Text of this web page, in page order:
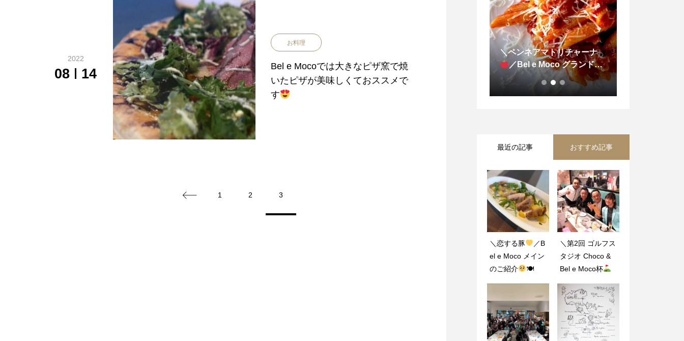
2022
08 14
お料理
Bel e Mocoでは大きなピザ窯で焼
いたピザが美味しくておススメで
す
1 2 3
＼モルタデッラ モッツァレ
ラチーズ、モルタデッラ、ほ
うれん草／
のオイルソース 白菜のサラ
ダ添え
／
＼ペンネアマトリチャーナ
／Bel e Moco グランドメ
ニューのご紹介
🍽
最近の記事 おすすめ記事
＼恋する豚
／B
el e Moco メイン
のご紹介
🍽
＼第2回 ゴルフス
タジオ Choco &
Bel e Moco杯
クアトロフォ
ルマッジ
のご
紹介^ ^
＼Bel e Moco 1周
年記念スペシャル
ディナーショー
2